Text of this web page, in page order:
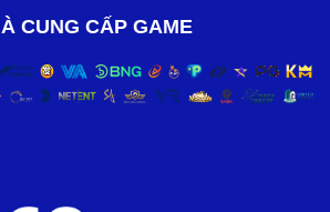
CUNG CẤP GAME